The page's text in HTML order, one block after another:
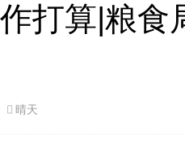
打算|粮食
晴天